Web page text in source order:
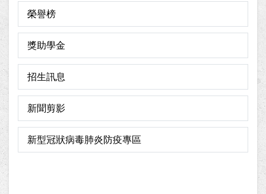
榮譽榜
獎助學金
招生訊息
新聞剪影
新型冠狀病毒肺炎防疫專區